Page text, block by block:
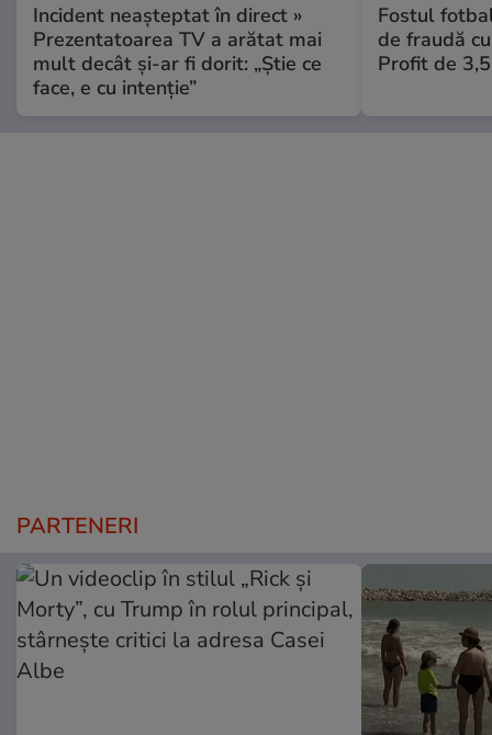
Incident neașteptat în direct »
Prezentatoarea TV a arătat mai
mult decât și-ar fi dorit: „Știe ce
face, e cu intenție”
Fostul
de fraudă
Profit de
PARTENERI